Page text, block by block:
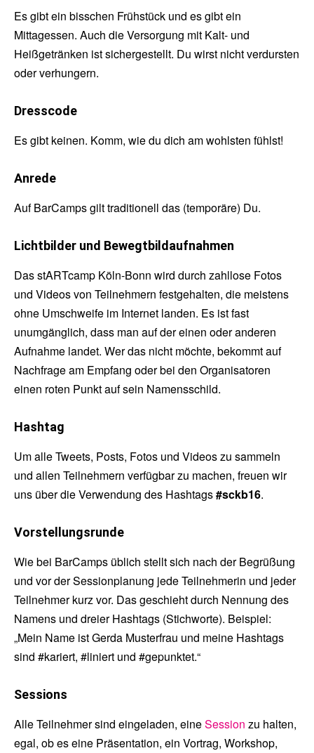
Es gibt ein bisschen Frühstück und es gibt ein
Mittagessen. Auch die Versorgung mit Kalt- und
Heißgetränken ist sichergestellt. Du wirst nicht verdursten
oder verhungern.
Dresscode
Es gibt keinen. Komm, wie du dich am wohlsten fühlst!
Anrede
Auf BarCamps gilt traditionell das (temporäre) Du.
Lichtbilder und Bewegtbildaufnahmen
Das stARTcamp Köln-Bonn wird durch zahllose Fotos
und Videos von Teilnehmern festgehalten, die meistens
ohne Umschweife im Internet landen. Es ist fast
unumgänglich, dass man auf der einen oder anderen
Aufnahme landet. Wer das nicht möchte, bekommt auf
Nachfrage am Empfang oder bei den Organisatoren
einen roten Punkt auf sein Namensschild.
Hashtag
Um alle Tweets, Posts, Fotos und Videos zu sammeln
und allen Teilnehmern verfügbar zu machen, freuen wir
uns über die Verwendung des Hashtags#sckb16.
Vorstellungsrunde
Wie bei BarCamps üblich stellt sich nach der Begrüßung
und vor der Sessionplanung jede Teilnehmerin und jeder
Teilnehmer kurz vor. Das geschieht durch Nennung des
Namens und dreier Hashtags (Stichworte). Beispiel:
„Mein Name ist Gerda Musterfrau und meine Hashtags
sind #kariert, #liniert und #gepunktet.“
Sessions
Alle Teilnehmer sind eingeladen, eineSession zu halten,
egal, ob es eine Präsentation, ein Vortrag, Workshop,